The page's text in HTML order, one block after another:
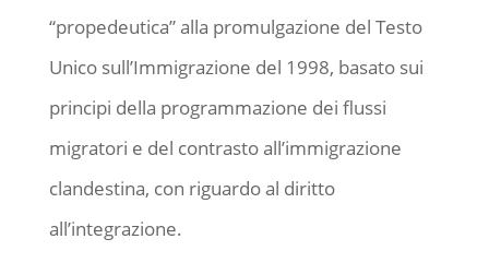
“propedeutica” alla promulgazione del Testo
Unico sull’Immigrazione del 1998, basato sui
principi della programmazione dei flussi
migratori e del contrasto all’immigrazione
clandestina, con riguardo al diritto
all’integrazione.